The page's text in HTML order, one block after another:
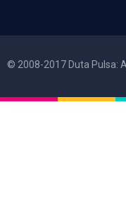
© 2008-2017 Duta Pulsa: